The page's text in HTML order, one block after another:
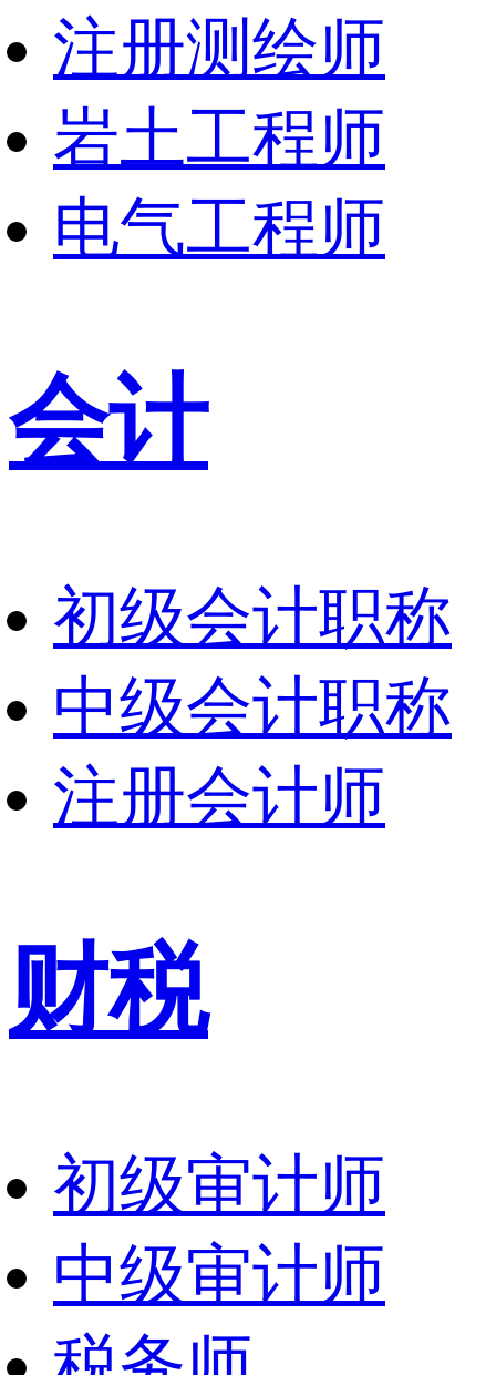
注册测绘师
岩土工程师
电气工程师
会计
初级会计职称
中级会计职称
注册会计师
财税
初级审计师
中级审计师